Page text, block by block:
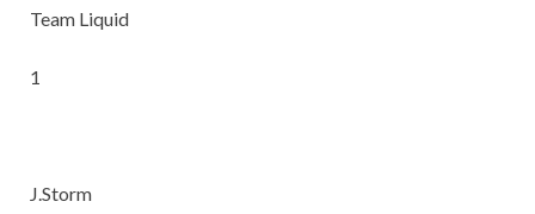
Team Liquid
1
J.Storm